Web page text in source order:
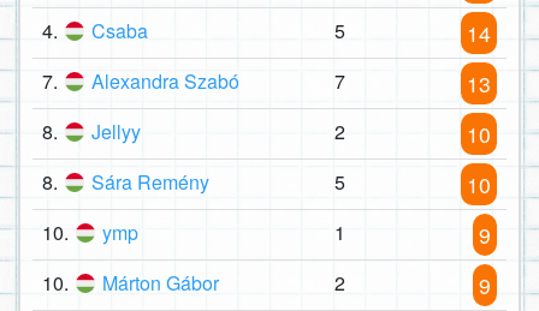
4. Csaba 5 14
7. Alexandra Szabó 7 13
8. Jellyy 2 10
8. Sára Remény 5 10
10. ymp 1 9
10. Márton Gábor 2 9